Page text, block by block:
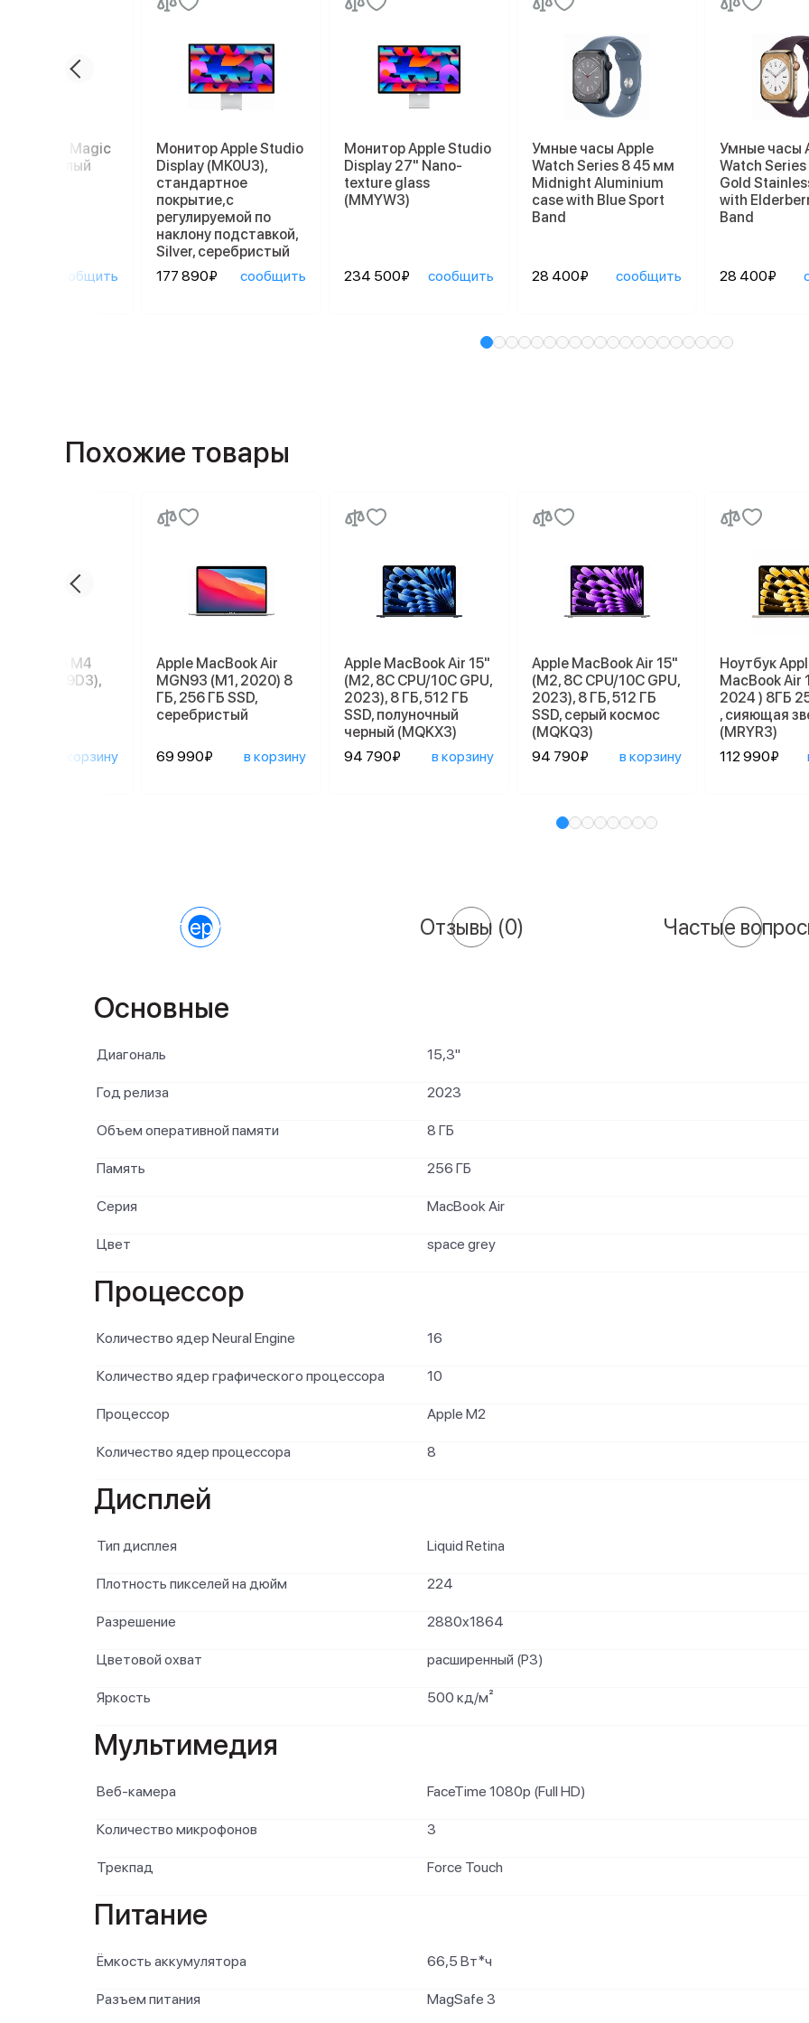
Apple Magic
2, белый
сообщить
Монитор Apple Studio
Display (MK0U3),
стандартное
покрытие,с
регулируемой по
наклону подставкой,
Silver, серебристый
177 890₽
сообщить
Монитор Apple Studio
Display 27" Nano-
texture glass
(MMYW3)
234 500₽ сообщить
Умные часы Apple
Watch Series 8 45 мм
Midnight Aluminium
case with Blue Sport
Band
28 400₽ сообщить
Умные часы
Watch
Gold
with
Band
28 400₽
Похожие товары
Mac mini M4
ГБ (MU9D3),
в корзину
Apple MacBook Air
MGN93 (M1, 2020) 8
ГБ, 256 ГБ SSD,
серебристый
69 990₽ в корзину
Apple MacBook Air 15"
(M2, 8C CPU/10C GPU,
2023), 8 ГБ, 512 ГБ
SSD, полуночный
черный (MQKX3)
94 790₽
в корзину
Apple MacBook Air 15"
(M2, 8C CPU/10C GPU,
2023), 8 ГБ, 512 ГБ
SSD, серый космос
(MQKQ3)
94 790₽
в корзину
Ноутбук
MacBook Air
2024 ) 8ГБ
, сияющая
(MRYR3)
112 990₽
Характеристики Отзывы (0) Частые
Основные
Диагональ 15,3"
Год релиза 2023
Объем оперативной памяти 8 ГБ
Память 256 ГБ
Серия MacBook Air
Цвет space grey
Процессор
Количество ядер Neural Engine 16
Количество ядер графического процессора 10
Процессор Apple M2
Количество ядер процессора 8
Дисплей
Тип дисплея Liquid Retina
Плотность пикселей на дюйм 224
Разрешение 2880x1864
Цветовой охват расширенный (P3)
Яркость 500 кд/м²
Мультимедия
Веб-камера FaceTime 1080p (Full HD)
Количество микрофонов 3
Трекпад Force Touch
Питание
Ёмкость аккумулятора 66,5 Вт*ч
Разъем питания MagSafe 3